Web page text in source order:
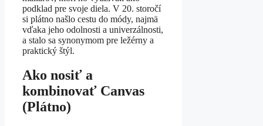
podklad pre svoje diela. V 20. storočí
si plátno našlo cestu do módy, najmä
vďaka jeho odolnosti a univerzálnosti,
a stalo sa synonymom pre ležérny a
praktický štýl.
Ako nosiť a
kombinovať Canvas
(Plátno)